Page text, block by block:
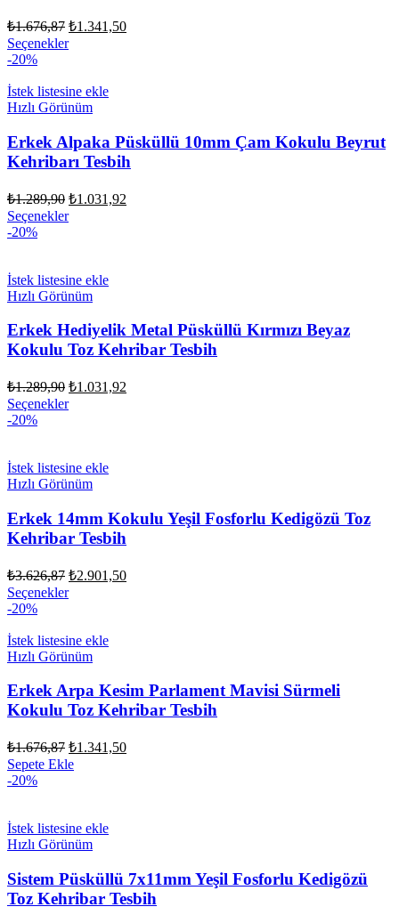
₺1.676,87 Orijinal
fiyat:
₺1.341,50Şu
Seçenekler
-20%
İstek listesine ekle
Hızlı Görünüm
Erkek Alpaka Püsküllü 10mm Çam Kokulu Beyrut
Kehribarı Tesbih
₺1.289,90 Orijinal
fiyat:
₺1.031,92
Seçenekler
-20%
İstek listesine ekle
Hızlı Görünüm
Erkek Hediyelik Metal Püsküllü Kırmızı Beyaz
Kokulu Toz Kehribar Tesbih
₺1.289,90 Orijinal
fiyat:
₺1.031,92
Seçenekler
-20%
İstek listesine ekle
Hızlı Görünüm
Erkek 14mm Kokulu Yeşil Fosforlu Kedigözü Toz
Kehribar Tesbih
₺3.626,87 Orijinal
fiyat:
₺2.901,50Şu
Seçenekler
-20%
İstek listesine ekle
Hızlı Görünüm
Erkek Arpa Kesim Parlament Mavisi Sürmeli
Kokulu Toz Kehribar Tesbih
₺1.676,87 Orijinal
fiyat:
₺1.341,50Şu
Sepete Ekle
-20%
İstek listesine ekle
Hızlı Görünüm
Sistem Püsküllü 7x11mm Yeşil Fosforlu Kedigözü
Toz Kehribar Tesbih